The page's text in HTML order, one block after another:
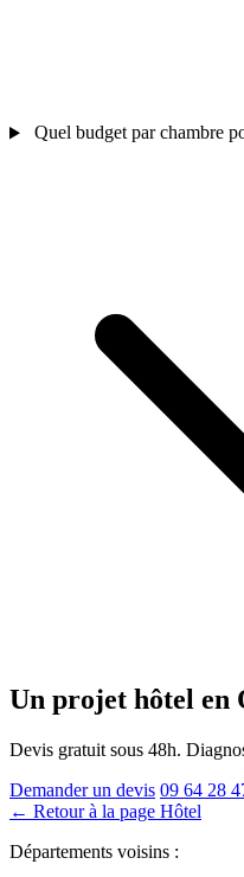
Quel budget par chambre
Un projet hôtel en
Devis gratuit sous 48h.
Demander un devis 09 64 28
← Retour à la page Hôtel
Départements voisins :